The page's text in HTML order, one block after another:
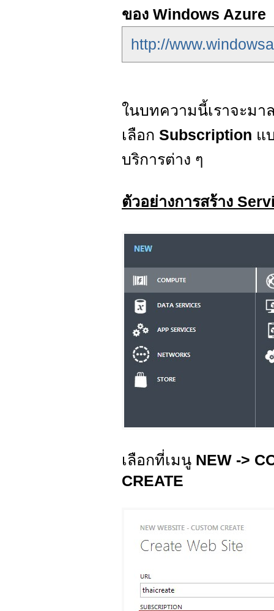
ของ Windows Azure
http://
ในบทความนี้เราจะมา
เลือก Subscription แ
บริการต่าง ๆ
ตัวอย่างการสร้าง
เลือกที่เมนู NEW ->
CREATE